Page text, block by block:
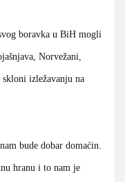
boravka u BiH mogli
Norvežani,
izležavanju na
bude dobar domaćin.
hranu i to nam je